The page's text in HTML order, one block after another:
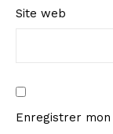
Site web
Enregistrer